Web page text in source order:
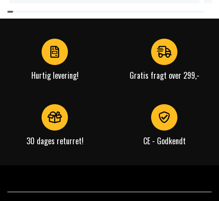
Item
1
Hurtig levering! Gratis fragt over 299,-
30 dages returret! CE - Godkendt